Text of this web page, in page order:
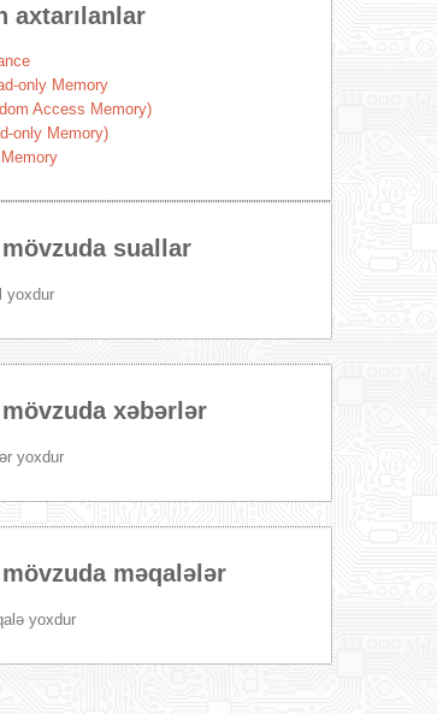
axtarılanlar
only Memory
Access Memory)
only Memory)
suallar
yoxdur
xəbərlər
yoxdur
məqalələr
yoxdur